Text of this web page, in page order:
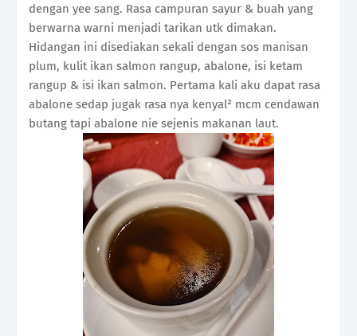
dengan yee sang. Rasa campuran sayur & buah yang
berwarna warni menjadi tarikan utk dimakan.
Hidangan ini disediakan sekali dengan sos manisan
plum, kulit ikan salmon rangup, abalone, isi ketam
rangup & isi ikan salmon. Pertama kali aku dapat rasa
abalone sedap jugak rasa nya kenyal² mcm cendawan
butang tapi abalone nie sejenis makanan laut.